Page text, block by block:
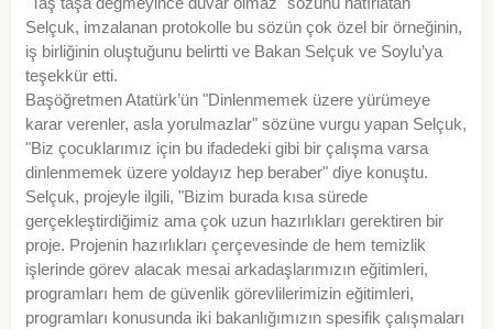
Selçuk, imzalanan protokolle bu sözün çok özel bir örneğinin,
iş birliğinin oluştuğunu belirtti ve Bakan Selçuk ve Soylu’ya
teşekkür etti.
Başöğretmen Atatürk’ün "Dinlenmemek üzere yürümeye
karar verenler, asla yorulmazlar" sözüne vurgu yapan Selçuk,
"Biz çocuklarımız için bu ifadedeki gibi bir çalışma varsa
dinlenmemek üzere yoldayız hep beraber" diye konuştu.
Selçuk, projeyle ilgili, "Bizim burada kısa sürede
gerçekleştirdiğimiz ama çok uzun hazırlıkları gerektiren bir
proje. Projenin hazırlıkları çerçevesinde de hem temizlik
işlerinde görev alacak mesai arkadaşlarımızın eğitimleri,
programları hem de güvenlik görevlilerimizin eğitimleri,
programları konusunda iki bakanlığımızın spesifik çalışmaları